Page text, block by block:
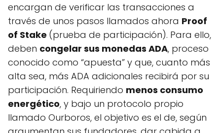
encargan de verificar las transacciones a
través de unos pasos llamados ahora Proof
of Stake (prueba de participación). Para ello,
deben congelar sus monedas ADA, proceso
conocido como “apuesta” y que, cuanto más
alta sea, más ADA adicionales recibirá por su
participación. Requiriendo menos consumo
energético, y bajo un protocolo propio
llamado Ourboros, el objetivo es el de, según